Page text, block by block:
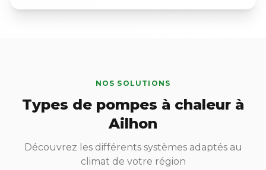
NOS SOLUTIONS
Types de pompes à chaleur à
Ailhon
Découvrez les différents systèmes adaptés au
climat de votre région